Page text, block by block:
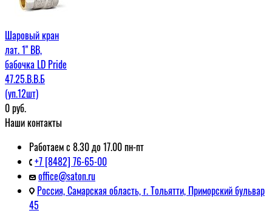
Шаровый кран
лат. 1" ВВ,
бабочка LD Pride
47.25.В.В.Б
(уп.12шт)
0руб.
Наши контакты
Работаем с 8.30 до 17.00 пн-пт
+7 [8482] 76-65-00
office@saton.ru
Россия, Самарская область, г. Тольятти, Приморский бульвар
45